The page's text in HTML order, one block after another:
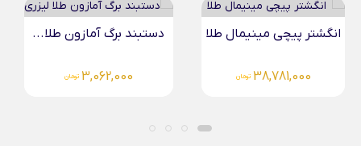
انگشتر پیچی مینیمال طلا
38,781,000 تومان
دستبند برگ آمازون طلا...
3,062,000 تومان